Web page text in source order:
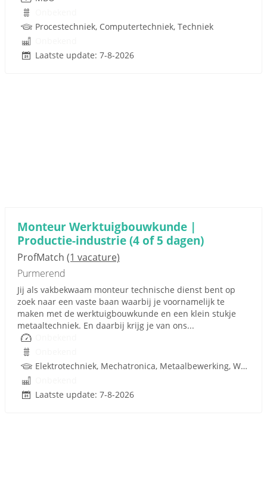
Procestechniek, Computertechniek, Techniek
Laatste update: 7-8-2026
Monteur Werktuigbouwkunde |
Productie-industrie (4 of 5 dagen)
ProfMatch (1 vacature)
Purmerend
Jij als vakbekwaam monteur technische dienst bent op
zoek naar een vaste baan waarbij je voornamelijk te
maken met de werktuigbouwkunde en een klein stukje
metaaltechniek. En daarbij krijg je van ons...
Elektrotechniek, Mechatronica, Metaalbewerking, Werktuigbouwkunde, Metaal, Techniek
Laatste update: 7-8-2026